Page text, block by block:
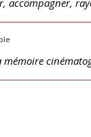
accompagner,
mémoire